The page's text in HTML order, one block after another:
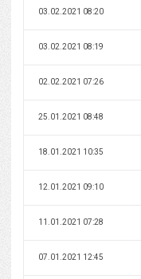
03.02.2021 08:20
03.02.2021 08:19
02.02.2021 07:26
25.01.2021 08:48
18.01.2021 10:35
12.01.2021 09:10
11.01.2021 07:28
07.01.2021 12:45